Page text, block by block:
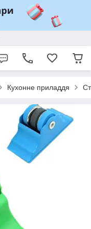
Кухонне приладдя